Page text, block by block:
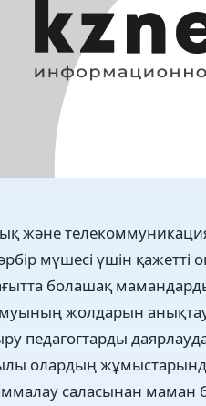
жəне
мүшесі үшін қажетті
болашақ
жолдарын
педагогтарды
олардың
саласынан маман